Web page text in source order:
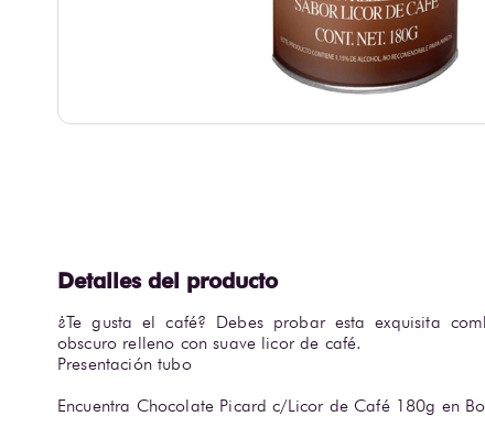
¿Te gusta el café? Debes probar esta exquisita
obscuro relleno con suave licor de café.
Presentación tubo
Encuentra Chocolate Picard c/Licor de Café 180g en